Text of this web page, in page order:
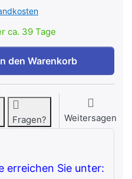
ca. 39 Tage
Series Squat / Lunge / High
den Warenkorb
Fragen? Weitersagen
erreichen Sie unter: